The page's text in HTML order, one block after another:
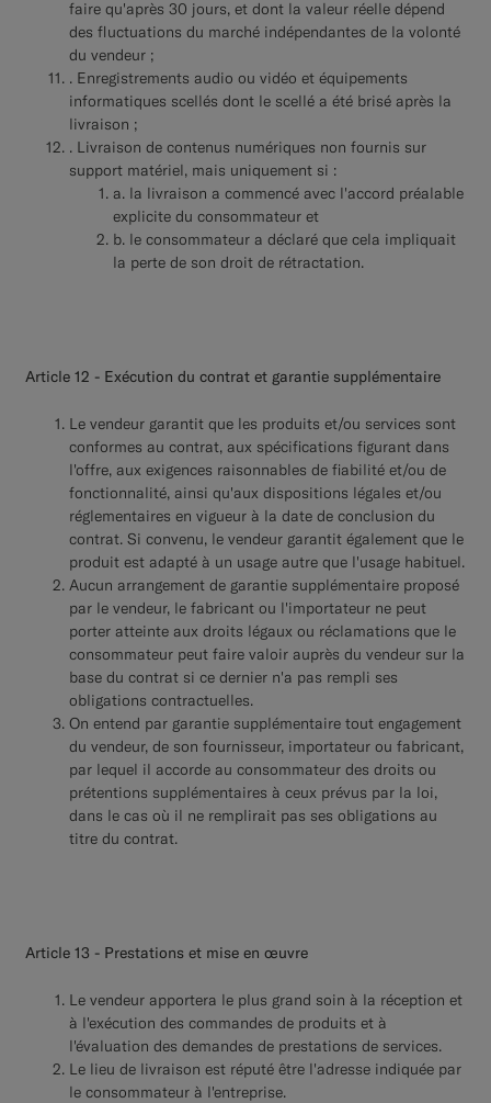
faire qu'après 30 jours, et dont la valeur réelle dépend
des fluctuations du marché indépendantes de la volonté
du vendeur ;
. Enregistrements audio ou vidéo et équipements
informatiques scellés dont le scellé a été brisé après la
livraison ;
. Livraison de contenus numériques non fournis sur
support matériel, mais uniquement si :
a. la livraison a commencé avec l'accord préalable
explicite du consommateur et
b. le consommateur a déclaré que cela impliquait
la perte de son droit de rétractation.
Article 12 - Exécution du contrat et garantie supplémentaire
Le vendeur garantit que les produits et/ou services sont
conformes au contrat, aux spécifications figurant dans
l'offre, aux exigences raisonnables de fiabilité et/ou de
fonctionnalité, ainsi qu'aux dispositions légales et/ou
réglementaires en vigueur à la date de conclusion du
contrat. Si convenu, le vendeur garantit également que le
produit est adapté à un usage autre que l'usage habituel.
Aucun arrangement de garantie supplémentaire proposé
par le vendeur, le fabricant ou l'importateur ne peut
porter atteinte aux droits légaux ou réclamations que le
consommateur peut faire valoir auprès du vendeur sur la
base du contrat si ce dernier n'a pas rempli ses
obligations contractuelles.
On entend par garantie supplémentaire tout engagement
du vendeur, de son fournisseur, importateur ou fabricant,
par lequel il accorde au consommateur des droits ou
prétentions supplémentaires à ceux prévus par la loi,
dans le cas où il ne remplirait pas ses obligations au
titre du contrat.
Article 13 - Prestations et mise en œuvre
Le vendeur apportera le plus grand soin à la réception et
à l'exécution des commandes de produits et à
l'évaluation des demandes de prestations de services.
Le lieu de livraison est réputé être l'adresse indiquée par
le consommateur à l'entreprise.